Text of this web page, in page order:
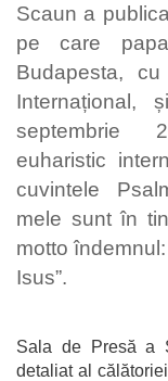
Scaun a
pe care
Budapesta,
Internațional,
septembrie
euharistic
cuvintele
mele sunt în
motto
Isus”.
Sala de Presă a
detaliat al